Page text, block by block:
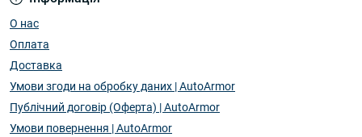
О нас
Оплата
Доставка
Умови згоди на обробку даних | AutoArmor
Публічний договір (Оферта) | AutoArmor
Умови повернення | AutoArmor